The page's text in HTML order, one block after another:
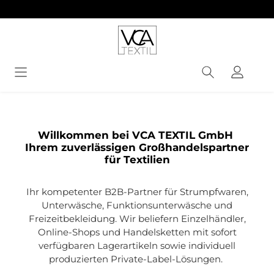
Willkommen bei VCA TEXTIL GmbH
Ihrem zuverlässigen Großhandelspartner
für Textilien
Ihr kompetenter B2B-Partner für Strumpfwaren,
Unterwäsche, Funktionsunterwäsche und
Freizeitbekleidung. Wir beliefern Einzelhändler,
Online-Shops und Handelsketten mit sofort
verfügbaren Lagerartikeln sowie individuell
produzierten Private-Label-Lösungen.